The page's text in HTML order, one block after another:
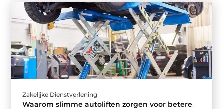
Zakelijke Dienstverlening
Waarom slimme autoliften zorgen voor betere